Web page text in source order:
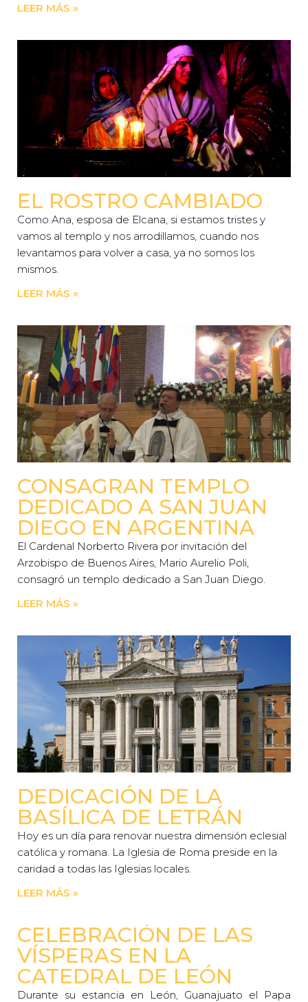
LEER MÁS »
EL ROSTRO CAMBIADO
Como Ana, esposa de Elcana, si estamos tristes y
vamos al templo y nos arrodillamos, cuando nos
levantamos para volver a casa, ya no somos los
mismos.
LEER MÁS »
CONSAGRAN TEMPLO
DEDICADO A SAN JUAN
DIEGO EN ARGENTINA
El Cardenal Norberto Rivera por invitación del
Arzobispo de Buenos Aires, Mario Aurelio Poli,
consagró un templo dedicado a San Juan Diego.
LEER MÁS »
DEDICACIÓN DE LA
BASÍLICA DE LETRÁN
Hoy es un día para renovar nuestra dimensión eclesial
católica y romana. La Iglesia de Roma preside en la
caridad a todas las Iglesias locales.
LEER MÁS »
CELEBRACIÓN DE LAS
VÍSPERAS EN LA
CATEDRAL DE LEÓN
Durante su estancia en León, Guanajuato el Papa